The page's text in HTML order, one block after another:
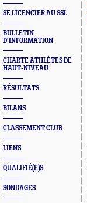
SE LICENCIER AU SSL
BULLETIN
D'INFORMATION
CHARTE ATHLÈTES DE
HAUT-NIVEAU
RÉSULTATS
BILANS
CLASSEMENT CLUB
LIENS
QUALIFIÉ(E)S
SONDAGES